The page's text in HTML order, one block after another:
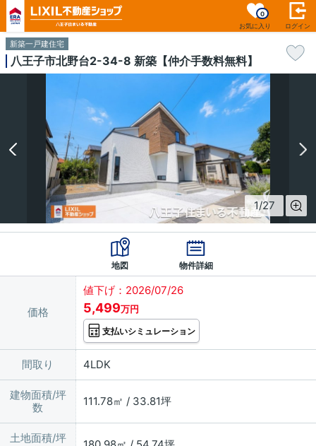
お気に入り
0
ログイン
新築一戸建住宅
八王子市北野台2-34-8 新築【仲介手数料無料】
1/27
地図 物件詳細
価格
値下げ：2026/07/26
5,499万円
支払いシミュレーション
間取り 4LDK
建物面積/坪
数
111.78㎡ / 33.81坪
土地面積/坪